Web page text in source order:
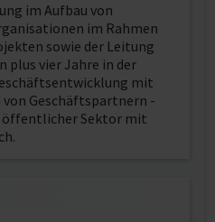
im Aufbau von
im Rahmen
sowie der Leitung
plus vier Jahre in der
mit
Geschäftspartnern -
öffentlicher Sektor mit